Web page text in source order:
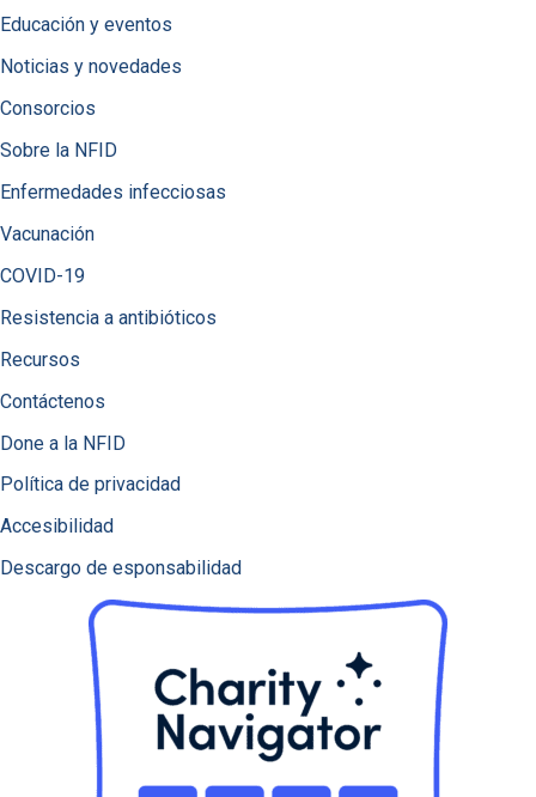
Educación y eventos
Noticias y novedades
Consorcios
Sobre la NFID
Enfermedades infecciosas
Vacunación
COVID-19
Resistencia a antibióticos
Recursos
Contáctenos
Done a la NFID
Política de privacidad
Accesibilidad
Descargo de esponsabilidad